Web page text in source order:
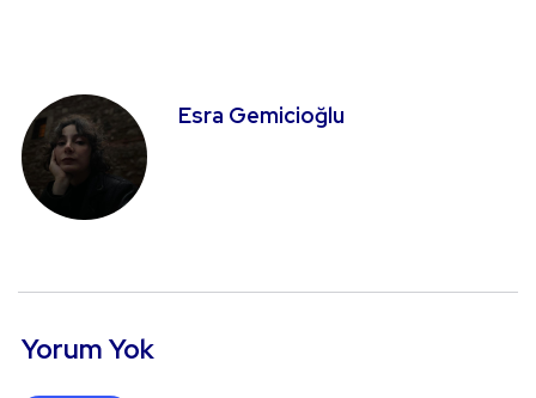
Esra Gemicioğlu
Yorum Yok